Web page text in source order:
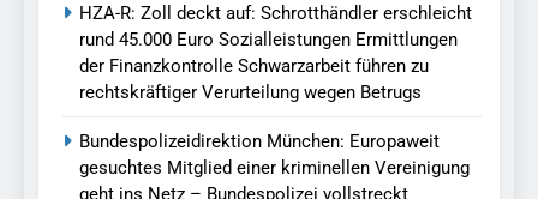
HZA-R: Zoll deckt auf: Schrotthändler erschleicht
rund 45.000 Euro Sozialleistungen Ermittlungen
der Finanzkontrolle Schwarzarbeit führen zu
rechtskräftiger Verurteilung wegen Betrugs
Bundespolizeidirektion München: Europaweit
gesuchtes Mitglied einer kriminellen Vereinigung
geht ins Netz – Bundespolizei vollstreckt